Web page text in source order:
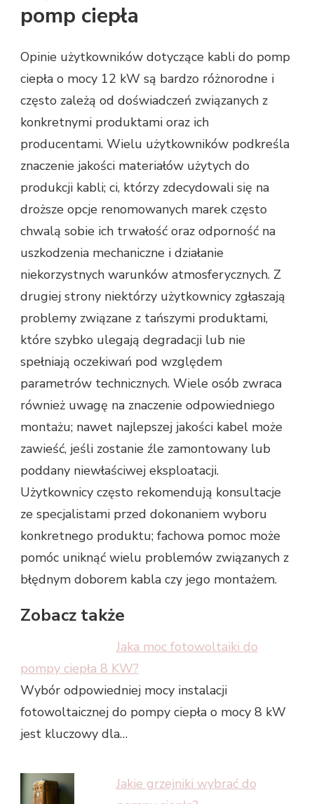
pomp ciepła
Opinie użytkowników dotyczące kabli do pomp
ciepła o mocy 12 kW są bardzo różnorodne i
często zależą od doświadczeń związanych z
konkretnymi produktami oraz ich
producentami. Wielu użytkowników podkreśla
znaczenie jakości materiałów użytych do
produkcji kabli; ci, którzy zdecydowali się na
droższe opcje renomowanych marek często
chwalą sobie ich trwałość oraz odporność na
uszkodzenia mechaniczne i działanie
niekorzystnych warunków atmosferycznych. Z
drugiej strony niektórzy użytkownicy zgłaszają
problemy związane z tańszymi produktami,
które szybko ulegają degradacji lub nie
spełniają oczekiwań pod względem
parametrów technicznych. Wiele osób zwraca
również uwagę na znaczenie odpowiedniego
montażu; nawet najlepszej jakości kabel może
zawieść, jeśli zostanie źle zamontowany lub
poddany niewłaściwej eksploatacji.
Użytkownicy często rekomendują konsultacje
ze specjalistami przed dokonaniem wyboru
konkretnego produktu; fachowa pomoc może
pomóc uniknąć wielu problemów związanych z
błędnym doborem kabla czy jego montażem.
Zobacz także
Jaka moc fotowoltaiki do
pompy ciepła 8 KW?
Wybór odpowiedniej mocy instalacji
fotowoltaicznej do pompy ciepła o mocy 8 kW
jest kluczowy dla…
Jakie grzejniki wybrać do